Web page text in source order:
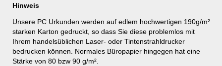
Hinweis
Unsere PC Urkunden werden auf edlem hochwertigen 190g/m²
starken Karton gedruckt, so dass Sie diese problemlos mit
Ihrem handelsüblichen Laser- oder Tintenstrahldrucker
bedrucken können. Normales Büropapier hingegen hat eine
Stärke von 80 bzw 90 g/m².